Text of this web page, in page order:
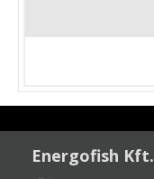
Energofish Kft.